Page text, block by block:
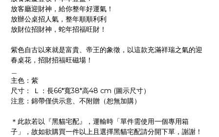
放客廳迎財神，給你整年好運氣！
放辦公桌招人氣，整年順順利利
放財位招財神，蛇年招福旺財！
紫色自古以來就是富貴、帝王的象徵，以這款充滿祥瑞之氣的迎
春桌花，招財招福旺磁場！
主色：紫
尺寸： Ｌ：長66*寬38*高48 cm (圖示尺寸）
注意：錦帶僅供示意、不附贈（恕無加購）
＊此款若以『黑貓宅配』，運輸時「單件需使用一個專用箱
子」，故如欲購買一件以上且選擇黑貓宅配請分開下單，謝謝！